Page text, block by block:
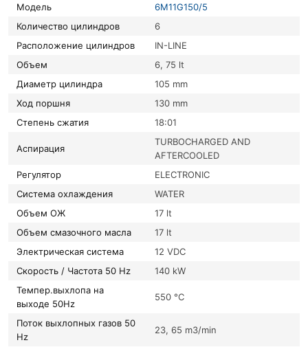
Модель
6M11G150/5
Количество цилиндров
6
Расположение цилиндров
IN-LINE
Объем
6, 75 lt
Диаметр цилиндра
105 mm
Ход поршня
130 mm
Степень сжатия
18:01
Аспирация
TURBOCHARGED AND
AFTERCOOLED
Регулятор
ELECTRONIC
Система охлаждения
WATER
Объем ОЖ
17 lt
Объем смазочного масла
17 lt
Электрическая система
12 VDC
Скорость / Частота 50 Hz
140 kW
Темпер.выхлопа на
выходе 50Hz
550 °C
Поток выхлопных газов 50
Hz
23, 65 m3/min